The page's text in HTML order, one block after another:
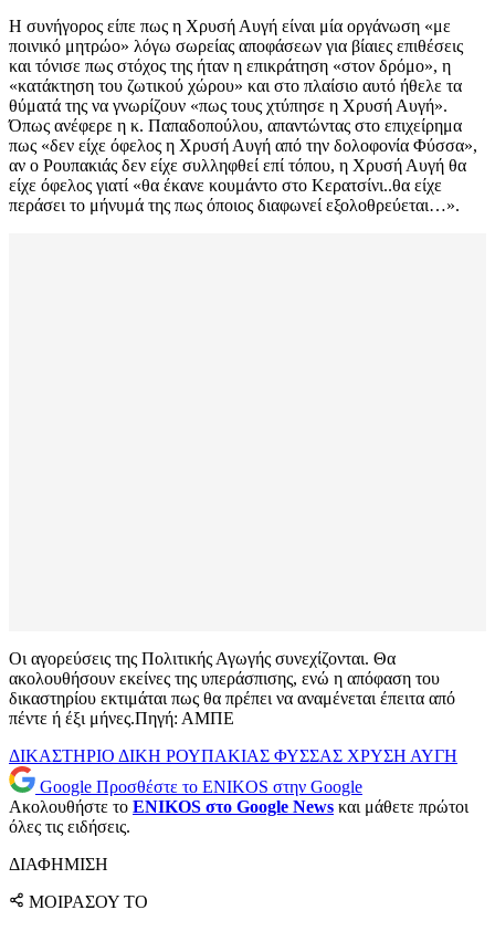
Η συνήγορος είπε πως η Χρυσή Αυγή είναι μία οργάνωση «με
ποινικό μητρώο» λόγω σωρείας αποφάσεων για βίαιες επιθέσεις
και τόνισε πως στόχος της ήταν η επικράτηση «στον δρόμο», η
«κατάκτηση του ζωτικού χώρου» και στο πλαίσιο αυτό ήθελε τα
θύματά της να γνωρίζουν «πως τους χτύπησε η Χρυσή Αυγή».
Όπως ανέφερε η κ. Παπαδοπούλου, απαντώντας στο επιχείρημα
πως «δεν είχε όφελος η Χρυσή Αυγή από την δολοφονία Φύσσα»,
αν ο Ρουπακιάς δεν είχε συλληφθεί επί τόπου, η Χρυσή Αυγή θα
είχε όφελος γιατί «θα έκανε κουμάντο στο Κερατσίνι..θα είχε
περάσει το μήνυμά της πως όποιος διαφωνεί εξολοθρεύεται…».
Οι αγορεύσεις της Πολιτικής Αγωγής συνεχίζονται. Θα
ακολουθήσουν εκείνες της υπεράσπισης, ενώ η απόφαση του
δικαστηρίου εκτιμάται πως θα πρέπει να αναμένεται έπειτα από
πέντε ή έξι μήνες.Πηγή: ΑΜΠΕ
ΔΙΚΑΣΤΗΡΙΟ ΔΙΚΗ ΡΟΥΠΑΚΙΑΣ ΦΥΣΣΑΣ ΧΡΥΣΗ ΑΥΓΗ
Google Προσθέστε το ENIKOS στην Google
Ακολουθήστε το ENIKOS στο Google News και μάθετε πρώτοι
όλες τις ειδήσεις.
ΔΙΑΦΗΜΙΣΗ
ΜΟΙΡΑΣΟΥ ΤΟ